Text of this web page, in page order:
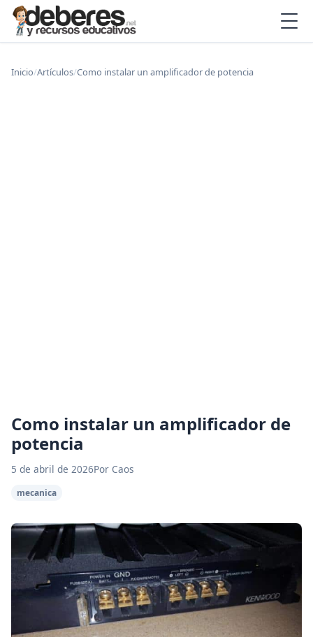
Inicio/Artículos/Como instalar un amplificador de potencia
Como instalar un amplificador de
potencia
5 de abril de 2026Por Caos
mecanica